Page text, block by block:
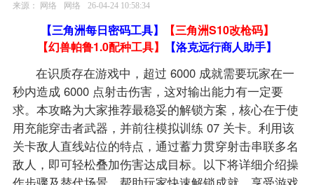
来源： 网络 网络 26-04-24 10:58:34
【三角洲每日密码工具】
【三角洲S10改枪码】
【幻兽帕鲁1.0配种工具】
【洛克远行商人助手】
在识质存在游戏中，超过 6000 成就需要玩家在一
秒内造成 6000 点射击伤害，这对输出能力有一定要
求。本攻略为大家推荐最稳妥的解锁方案，核心在于使
用充能穿击者武器，并前往模拟训练 07 关卡。利用该
关卡敌人直线站位的特点，通过蓄力贯穿射击串联多名
敌人，即可轻松叠加伤害达成目标。以下将详细介绍操